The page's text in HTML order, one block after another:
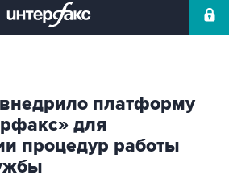
платформу
для
процедур работы